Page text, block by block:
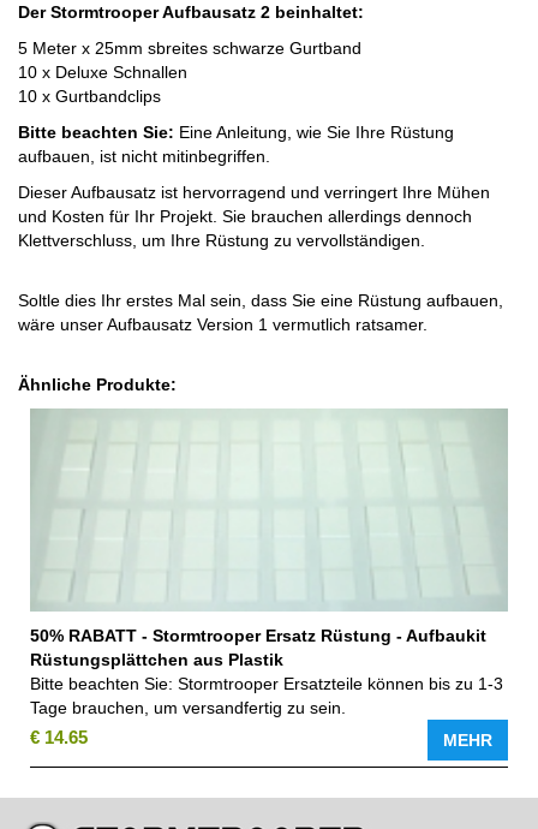
Der Stormtrooper Aufbausatz 2 beinhaltet:
5 Meter x 25mm sbreites schwarze Gurtband
10 x Deluxe Schnallen
10 x Gurtbandclips
Bitte beachten Sie: Eine Anleitung, wie Sie Ihre Rüstung
aufbauen, ist nicht mitinbegriffen.
Dieser Aufbausatz ist hervorragend und verringert Ihre Mühen
und Kosten für Ihr Projekt. Sie brauchen allerdings dennoch
Klettverschluss, um Ihre Rüstung zu vervollständigen.
Soltle dies Ihr erstes Mal sein, dass Sie eine Rüstung aufbauen,
wäre unser Aufbausatz Version 1 vermutlich ratsamer.
Ähnliche Produkte:
50% RABATT - Stormtrooper Ersatz Rüstung - Aufbaukit
Rüstungsplättchen aus Plastik
Bitte beachten Sie: Stormtrooper Ersatzteile können bis zu 1-3
Tage brauchen, um versandfertig zu sein.
€ 14.65 MEHR